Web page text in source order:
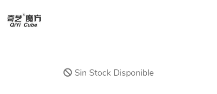
Sin Stock Disponible